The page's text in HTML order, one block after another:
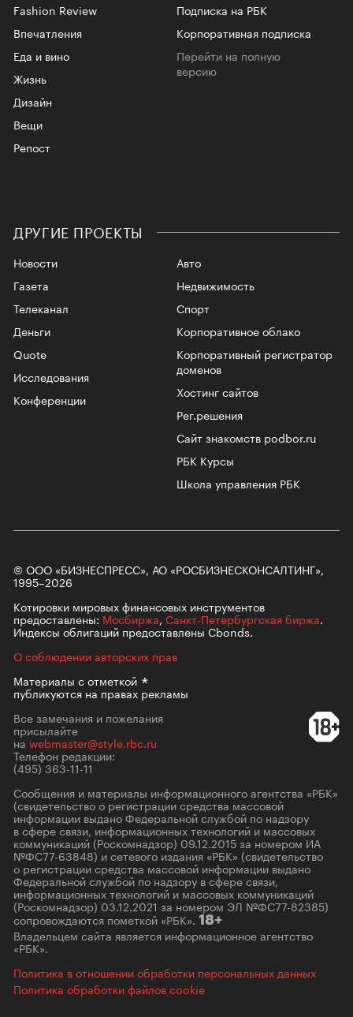
Fashion Review
Впечатления
Еда и вино
Жизнь
Дизайн
Вещи
Репост
Подписка на РБК
Корпоративная подписка
Перейти на полную
версию
ДРУГИЕ ПРОЕКТЫ
Новости
Газета
Телеканал
Авто
Недвижимость
Спорт
Корпоративное облако
Корпоративный регистратор
доменов
Хостинг сайтов
Рег.решения
Сайт знакомств podbor.ru
РБК Курсы
Школа управления РБК
Деньги
Quote
Исследования
Конференции
© ООО «БИЗНЕСПРЕСС», АО «РОСБИЗНЕСКОНСАЛТИНГ»,
1995–2026
Котировки мировых финансовых инструментов
предоставлены: Мосбиржа, Санкт-Петербургская биржа.
Индексы облигаций предоставлены Cbonds.
О соблюдении авторских прав
Материалы сотметкой
публикуются на правах рекламы
Все замечания и пожелания
присылайте
на webmaster@style.rbc.ru
Телефон редакции:
(495) 363-11-11
Сообщения и материалы информационного агентства «РБК»
(свидетельство о регистрации средства массовой
информации выдано Федеральной службой по надзору
в сфере связи, информационных технологий и массовых
коммуникаций (Роскомнадзор) 09.12.2015 за номером ИА
№ФС77-63848) и сетевого издания «РБК» (свидетельство
о регистрации средства массовой информации выдано
Федеральной службой по надзору в сфере связи,
информационных технологий и массовых коммуникаций
(Роскомнадзор) 03.12.2021 за номером ЭЛ №ФС77-82385)
сопровождаются пометкой «РБК». 18+
Владельцем сайта является информационное агентство
«РБК».
Политика в отношении обработки персональных данных
Политика обработки файлов cookie